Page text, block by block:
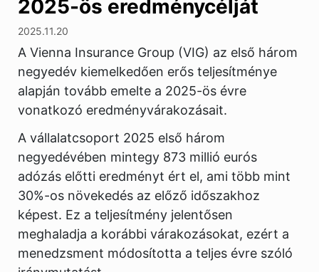
2025-ös eredménycélját
2025.11.20
A Vienna Insurance Group (VIG) az első három
negyedév kiemelkedően erős teljesítménye
alapján tovább emelte a 2025-ös évre
vonatkozó eredményvárakozásait.
A vállalatcsoport 2025 első három
negyedévében mintegy 873 millió eurós
adózás előtti eredményt ért el, ami több mint
30%-os növekedés az előző időszakhoz
képest. Ez a teljesítmény jelentősen
meghaladja a korábbi várakozásokat, ezért a
menedzsment módosította a teljes évre szóló